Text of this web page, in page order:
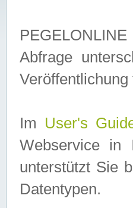
Abfrage
Im User's
Webservice in
unterstützt Sie
Datentypen.